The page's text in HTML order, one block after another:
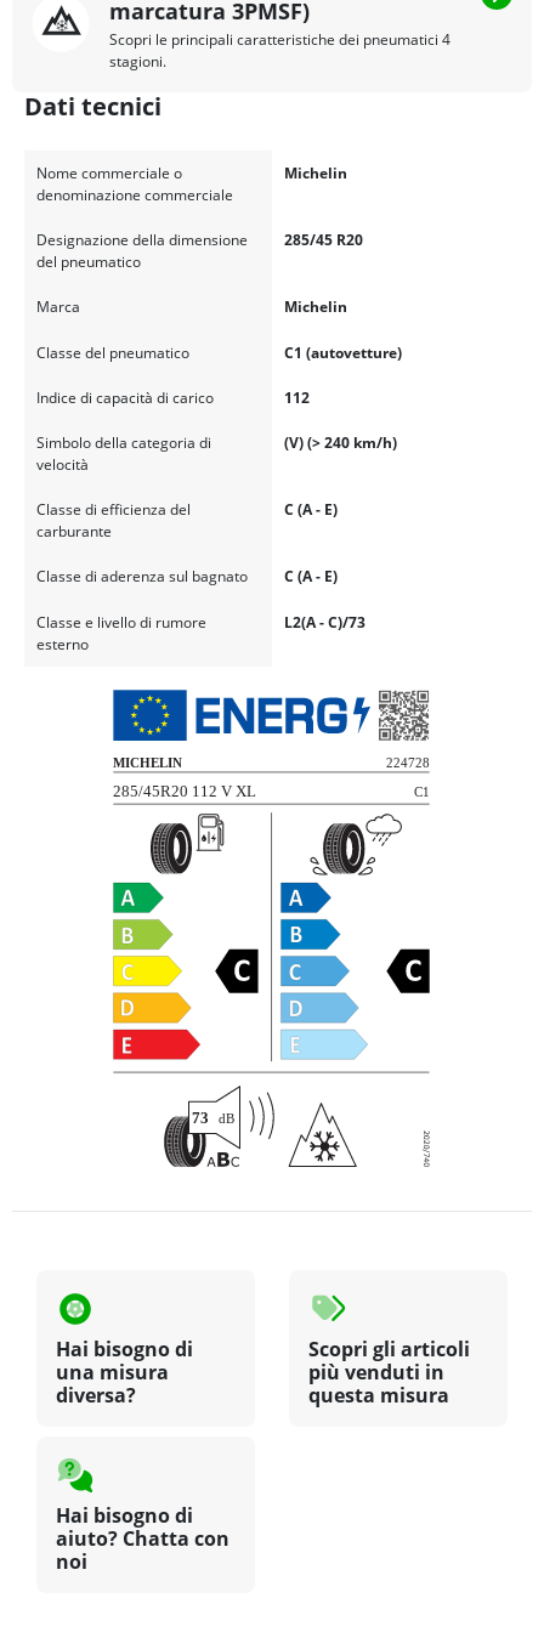
marcatura 3PMSF)
Scopri le principali caratteristiche dei pneumatici 4
stagioni.
Dati tecnici
Nome commerciale o
denominazione commerciale
Michelin
Designazione della dimensione
del pneumatico
285/45 R20
Marca Michelin
Classe del pneumatico C1 (autovetture)
Indice di capacità di carico 112
Simbolo della categoria di
velocità
(V) (> 240 km/h)
Classe di efficienza del
carburante
C (A - E)
Classe di aderenza sul bagnato C (A - E)
Classe e livello di rumore
esterno
L2(A - C)/73
Hai bisogno di
una misura
diversa?
Scopri gli articoli
più venduti in
questa misura
Hai bisogno di
aiuto? Chatta con
noi